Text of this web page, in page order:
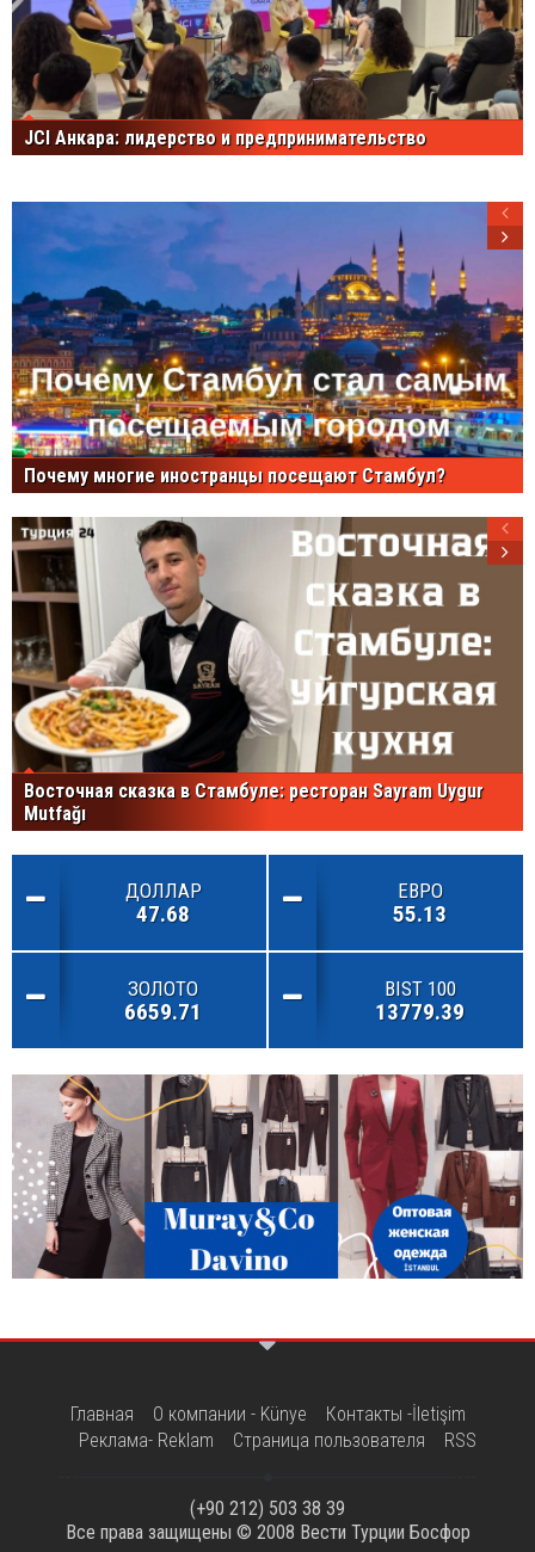
JCI Анкара: лидерство и предпринимательство
Почему многие иностранцы посещают Стамбул?
Восточная сказка в Стамбуле: ресторан Sayram Uygur
Mutfağı
ДОЛЛАР
47.68
ЕВРО
55.13
ЗОЛОТО
6659.71
BIST 100
13779.39
Главная О компании - Künye
Контакты -İletişim
Реклама- Reklam
Страница пользователя RSS
(+90 212) 503 38 39
Все права защищены © 2008 Вести Турции Босфор